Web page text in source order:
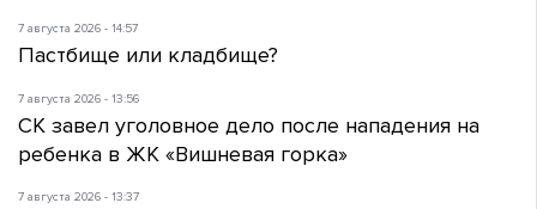
7 августа 2026 - 14:57
Пастбище или кладбище?
7 августа 2026 - 13:56
СК завел уголовное дело после нападения на
ребенка в ЖК «Вишневая горка»
7 августа 2026 - 13:37